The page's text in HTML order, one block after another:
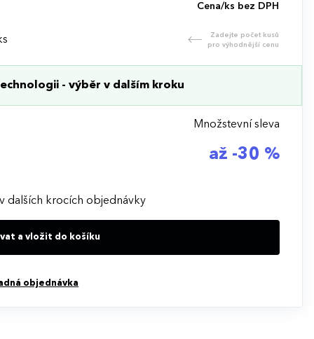
Cena/ks bez DPH
Zadejte počet kusů
pro výhodnější cenu
- výběr v dalším kroku
Množstevní sleva
až -30 %
dalších krocích objednávky
a vložit do košíku
objednávka